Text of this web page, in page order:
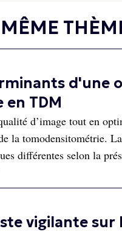
d'une
TDM
d’image tout en
la tomodensitométrie.
différentes selon la
vigilante